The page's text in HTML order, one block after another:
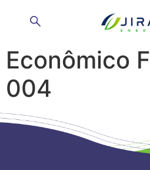
Ata Comitê
Econômico
004